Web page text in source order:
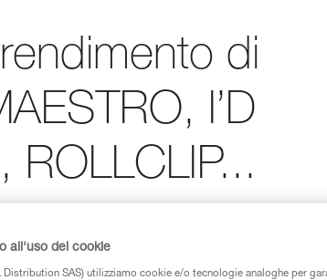
di
I’D
ROLLCLIP...
l’efficacia teorica di un paranco
Petzl.
all'uso dei cookie
Distribution SAS) utilizziamo cookie e/o tecnologie analoghe per